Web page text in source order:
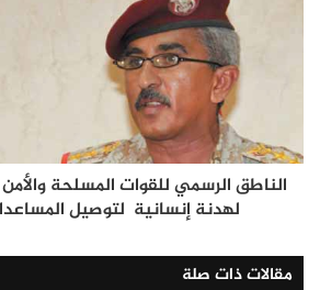
الناطق الرسمي للقوات المسلحة
لهدنة إنسانية لتوصيل
مقالات ذات صلة